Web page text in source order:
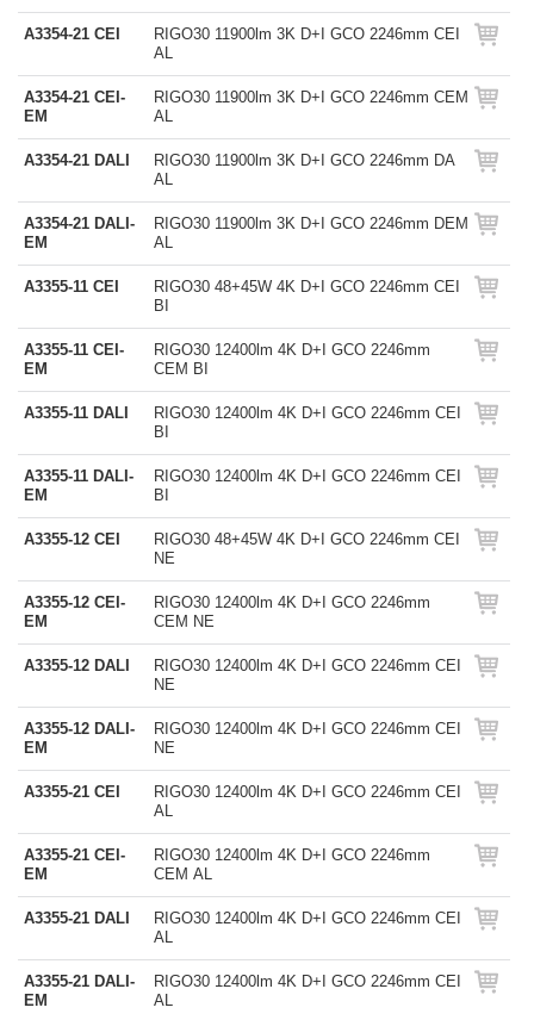
A3354-21 CEI
RIGO30 11900lm 3K D+I GCO 2246mm CEI
AL
A3354-21 CEI-
EM
RIGO30 11900lm 3K D+I GCO 2246mm CEM
AL
A3354-21 DALI
RIGO30 11900lm 3K D+I GCO 2246mm DA
AL
A3354-21 DALI-
EM
RIGO30 11900lm 3K D+I GCO 2246mm DEM
AL
A3355-11 CEI
RIGO30 48+45W 4K D+I GCO 2246mm CEI
BI
A3355-11 CEI-
EM
RIGO30 12400lm 4K D+I GCO 2246mm
CEM BI
A3355-11 DALI
RIGO30 12400lm 4K D+I GCO 2246mm CEI
BI
A3355-11 DALI-
EM
RIGO30 12400lm 4K D+I GCO 2246mm CEI
BI
A3355-12 CEI
RIGO30 48+45W 4K D+I GCO 2246mm CEI
NE
A3355-12 CEI-
EM
RIGO30 12400lm 4K D+I GCO 2246mm
CEM NE
A3355-12 DALI
RIGO30 12400lm 4K D+I GCO 2246mm CEI
NE
A3355-12 DALI-
EM
RIGO30 12400lm 4K D+I GCO 2246mm CEI
NE
A3355-21 CEI
RIGO30 12400lm 4K D+I GCO 2246mm CEI
AL
A3355-21 CEI-
EM
RIGO30 12400lm 4K D+I GCO 2246mm
CEM AL
A3355-21 DALI
RIGO30 12400lm 4K D+I GCO 2246mm CEI
AL
A3355-21 DALI-
EM
RIGO30 12400lm 4K D+I GCO 2246mm CEI
AL